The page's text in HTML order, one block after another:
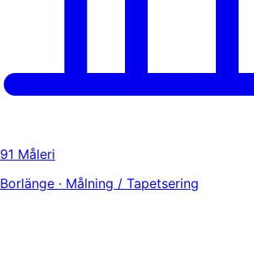
91 Måleri
Borlänge · Målning / Tapetsering